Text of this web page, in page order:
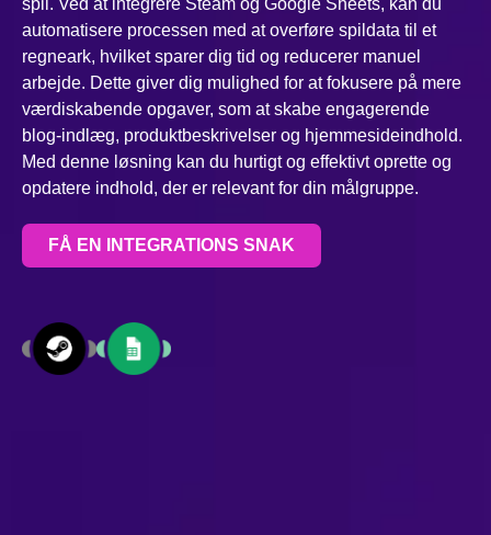
spil. Ved at integrere Steam og Google Sheets, kan du
automatisere processen med at overføre spildata til et
regneark, hvilket sparer dig tid og reducerer manuel
arbejde. Dette giver dig mulighed for at fokusere på mere
værdiskabende opgaver, som at skabe engagerende
blog-indlæg, produktbeskrivelser og hjemmesideindhold.
Med denne løsning kan du hurtigt og effektivt oprette og
opdatere indhold, der er relevant for din målgruppe.
FÅ EN INTEGRATIONS SNAK